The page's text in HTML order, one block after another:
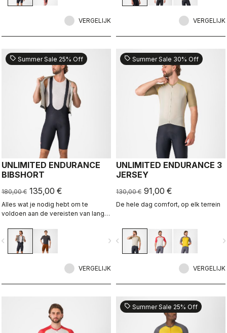
VERGELIJK
van de sport te verliezen
VERGELIJK
sell Summer Sale 25% Off
UNLIMITED ENDURANCE
BIBSHORT
180,00 € 135,00 €
Alles wat je nodig hebt om te
voldoen aan de vereisten van lange
comfort en extra opbergruimte.
navigate_next
VERGELIJK
sell Summer Sale 30% Off
UNLIMITED ENDURANCE 3
JERSEY
130,00 € 91,00 €
De hele dag comfort, op elk terrein
navigate_before
VERGELIJK
sell Summer Sale 25% Off